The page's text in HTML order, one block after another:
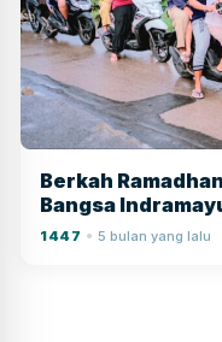
Berkah
Bangsa
1447 ● 5 bulan yang lalu